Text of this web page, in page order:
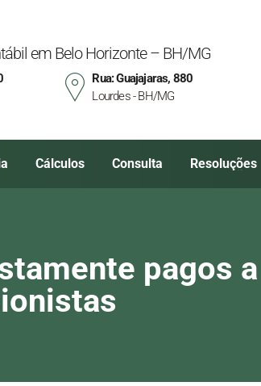
em Belo Horizonte – BH/MG
Rua: Guajajaras, 880
Lourdes - BH/MG
Cálculos Consulta Resoluções
pagos